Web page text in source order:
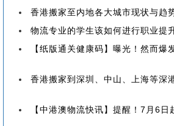
香港搬家至内地各大城市现状与趋
物流专业的学生该如何进行职业提
【纸版通关健康码】曝光！然而爆发第三波本
香港搬家到深圳、中山、上海等深港搬家、中港搬
【中港澳物流快讯】提醒！7月6日起，经珠